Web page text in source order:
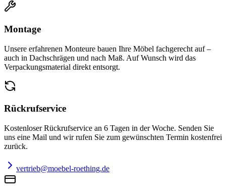
Montage
Unsere erfahrenen Monteure bauen Ihre Möbel fachgerecht auf –
auch in Dachschrägen und nach Maß. Auf Wunsch wird das
Verpackungsmaterial direkt entsorgt.
Rückrufservice
Kostenloser Rückrufservice an 6 Tagen in der Woche. Senden Sie
uns eine Mail und wir rufen Sie zum gewünschten Termin kostenfrei
zurück.
vertrieb@moebel-roething.de